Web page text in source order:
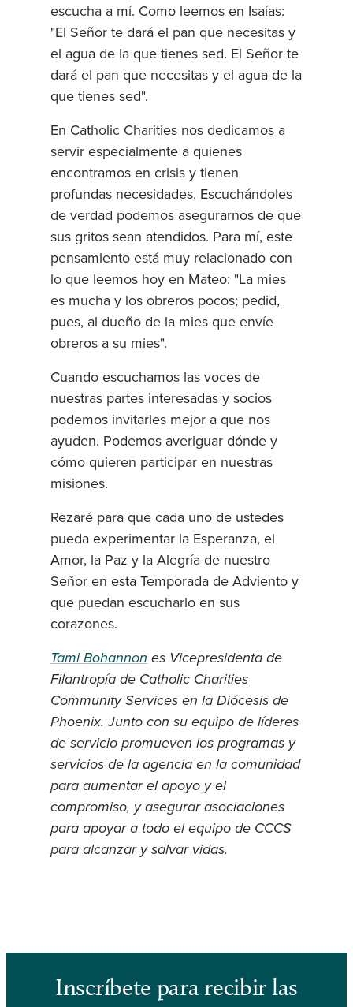
escucha a mí. Como leemos en Isaías:
"El Señor te dará el pan que necesitas y
el agua de la que tienes sed. El Señor te
dará el pan que necesitas y el agua de la
que tienes sed".
En Catholic Charities nos dedicamos a
servir especialmente a quienes
encontramos en crisis y tienen
profundas necesidades. Escuchándoles
de verdad podemos asegurarnos de que
sus gritos sean atendidos. Para mí, este
pensamiento está muy relacionado con
lo que leemos hoy en Mateo: "La mies
es mucha y los obreros pocos; pedid,
pues, al dueño de la mies que envíe
obreros a su mies".
Cuando escuchamos las voces de
nuestras partes interesadas y socios
podemos invitarles mejor a que nos
ayuden. Podemos averiguar dónde y
cómo quieren participar en nuestras
misiones.
Rezaré para que cada uno de ustedes
pueda experimentar la Esperanza, el
Amor, la Paz y la Alegría de nuestro
Señor en esta Temporada de Adviento y
que puedan escucharlo en sus
corazones.
Tami Bohannon es Vicepresidenta de
Filantropía de Catholic Charities
Community Services en la Diócesis de
Phoenix. Junto con su equipo de líderes
de servicio promueven los programas y
servicios de la agencia en la comunidad
para aumentar el apoyo y el
compromiso, y asegurar asociaciones
para apoyar a todo el equipo de CCCS
para alcanzar y salvar vidas.
Inscríbete para recibir las